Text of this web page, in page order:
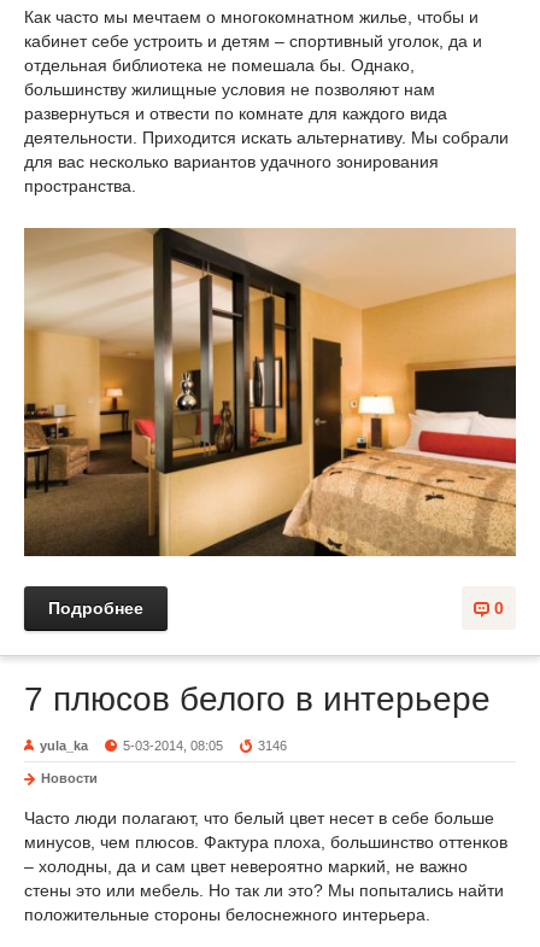
Как часто мы мечтаем о многокомнатном жилье, чтобы и
кабинет себе устроить и детям – спортивный уголок, да и
отдельная библиотека не помешала бы. Однако,
большинству жилищные условия не позволяют нам
развернуться и отвести по комнате для каждого вида
деятельности. Приходится искать альтернативу. Мы собрали
для вас несколько вариантов удачного зонирования
пространства.
0
Подробнее
7 плюсов белого в интерьере
yula_ka 5-03-2014, 08:05 3146
Новости
Часто люди полагают, что белый цвет несет в себе больше
минусов, чем плюсов. Фактура плоха, большинство оттенков
– холодны, да и сам цвет невероятно маркий, не важно
стены это или мебель. Но так ли это? Мы попытались найти
положительные стороны белоснежного интерьера.